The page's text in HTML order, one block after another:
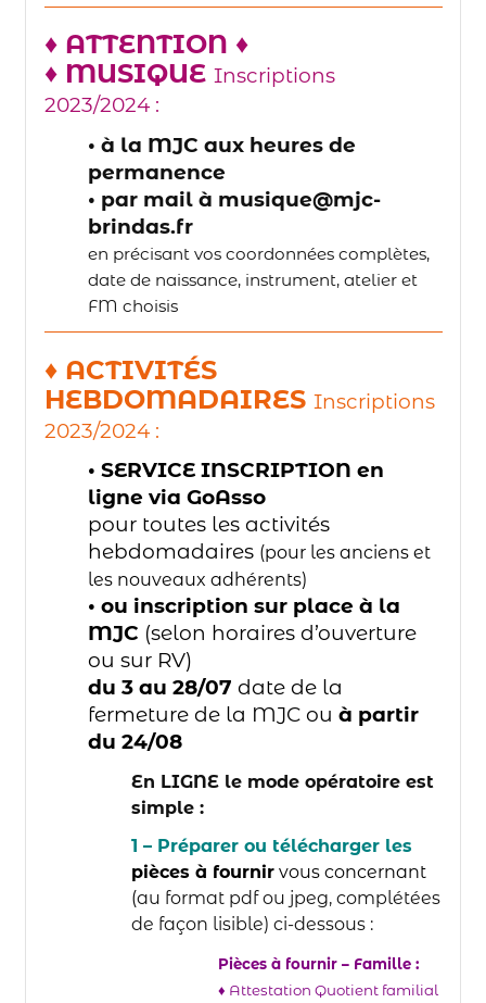
♦ ATTENTION ♦
♦ MUSIQUE Inscriptions
2023/2024 :
• à la MJC aux heures de
permanence
• par mail à musique@mjc-
brindas.fr
en précisant vos coordonnées complètes,
date de naissance, instrument, atelier et
FM choisis
♦ ACTIVITÉS
HEBDOMADAIRES Inscriptions
2023/2024 :
• SERVICE INSCRIPTION en
ligne via GoAsso
pour toutes les activités
hebdomadaires (pour les anciens et
les nouveaux adhérents)
• ou inscription sur place à la
MJC (selon horaires d’ouverture
ou sur RV)
du 3 au 28/07 date de la
fermeture de la MJC ou à partir
du 24/08
En LIGNE le mode opératoire est
simple :
1 – Préparer ou télécharger les
pièces à fournirvous concernant
(au format pdf ou jpeg, complétées
de façon lisible) ci-dessous :
Pièces à fournir – Famille :
♦ Attestation Quotient familial